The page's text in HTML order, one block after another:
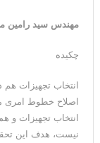
مهندس سید رامین
چکیده
انتخاب تجهیزات هم
اصلاح خطوط امری
انتخاب تجهیزات و
نیست، هدف این